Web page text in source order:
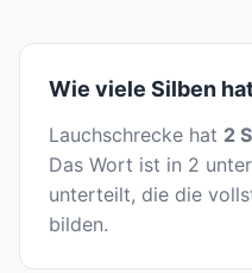
Wie viele Silben
Lauchschrecke hat 2
Das Wort ist in 2
unterteilt, die die
bilden.